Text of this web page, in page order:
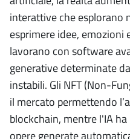
interattive che esplorano
esprimere idee,
lavorano con software
generative determinate
instabili. Gli NFT (Non-
il mercato permettendo
blockchain, mentre l'IA
opere generate